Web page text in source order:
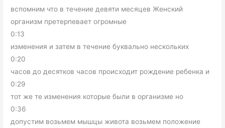
вспомним что в течение девяти месяцев Женский
организм претерпевает огромные
0:13
изменения и затем в течение буквально нескольких
0:20
часов до десятков часов происходит рождение ребенка и
0:29
тот же те изменения которые были в организме но
0:36
допустим возьмем мышцы живота возьмем положение